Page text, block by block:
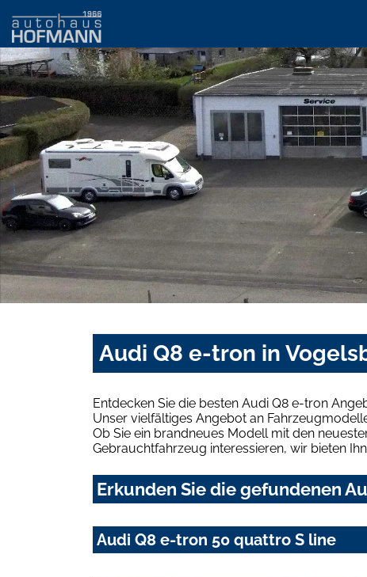
Audi Q8 e-tron in
Entdecken Sie die besten Audi Q8 e-tron
Unser vielfältiges Angebot an
Ob Sie ein brandneues Modell mit den
Gebrauchtfahrzeug interessieren, wir bieten
Erkunden Sie die gefundenen
Audi Q8 e-tron 50 quattro S line